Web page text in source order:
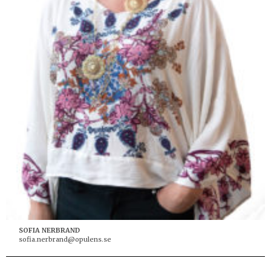
SOFIA NERBRAND
sofia.nerbrand@opulens.se